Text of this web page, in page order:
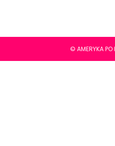
© AMERYKA PO